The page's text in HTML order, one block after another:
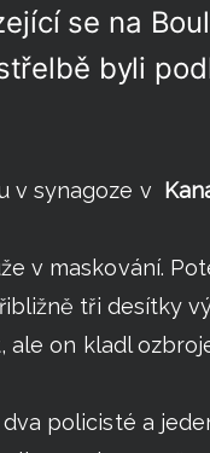
se na
byli
v synagoze v
v maskování.
tři desítky
ale on kladl
policisté a